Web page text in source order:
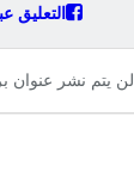
التعليق
لن يتم نشر عنوان